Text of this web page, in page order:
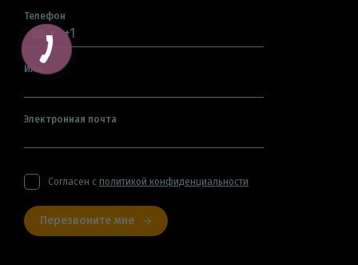
Телефон
Имя
Электронная почта
Согласен с политикой конфиденциальности
Перезвоните мне